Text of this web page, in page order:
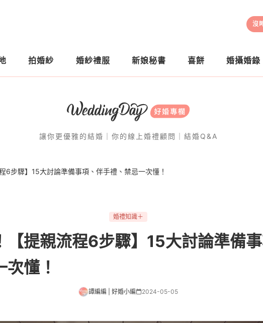
沒
拍婚紗 婚紗禮服 新娘秘書 喜餅 婚攝婚錄
讓你更優雅的結婚｜你的線上婚禮顧問｜結婚Q&A
6步驟】15大討論準備事項、伴手禮、禁忌一次懂！
婚禮知識＋
【提親流程6步驟】15大討論準備
懂！
譚編編 | 好婚小編 2024-05-05